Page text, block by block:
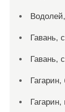
Гавань,
Гавань,